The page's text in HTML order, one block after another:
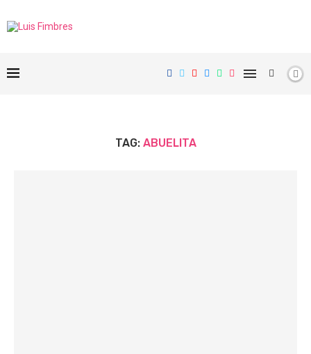
TAG: ABUELITA